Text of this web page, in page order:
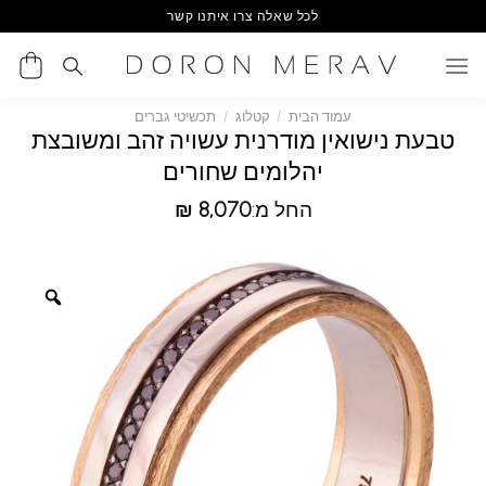
to
content
לכל שאלה צרו איתנו קשר
עמוד הבית / קטלוג / תכשיטי גברים
טבעת נישואין מודרנית עשויה זהב ומשובצת
יהלומים שחורים
החל מ: ₪ 8,070